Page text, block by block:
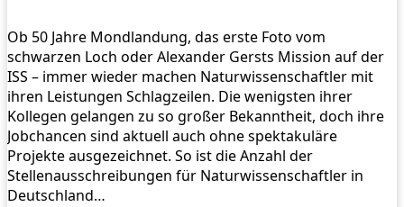
Ob 50 Jahre Mondlandung, das erste Foto vom
schwarzen Loch oder Alexander Gersts Mission auf der
ISS – immer wieder machen Naturwissenschaftler mit
ihren Leistungen Schlagzeilen. Die wenigsten ihrer
Kollegen gelangen zu so großer Bekanntheit, doch ihre
Jobchancen sind aktuell auch ohne spektakuläre
Projekte ausgezeichnet. So ist die Anzahl der
Stellenausschreibungen für Naturwissenschaftler in
Deutschland…